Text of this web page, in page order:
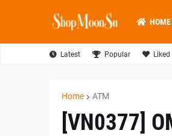
HOME
Latest Popular Liked
Home ATM
[VN0377]